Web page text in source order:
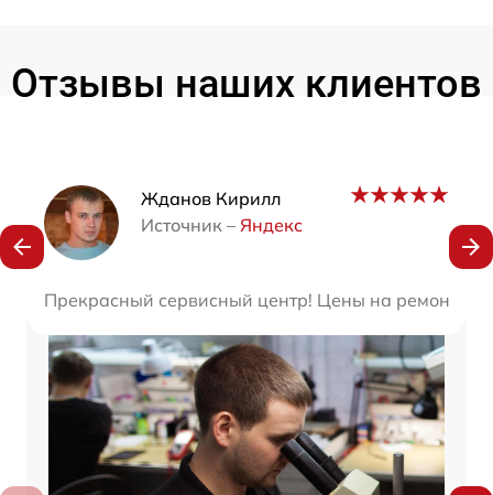
Отзывы наших клиентов
Жданов Кирилл
Источник – Яндекс
Прекрасный сервисный центр! Цены на ремонт
Наши мастера